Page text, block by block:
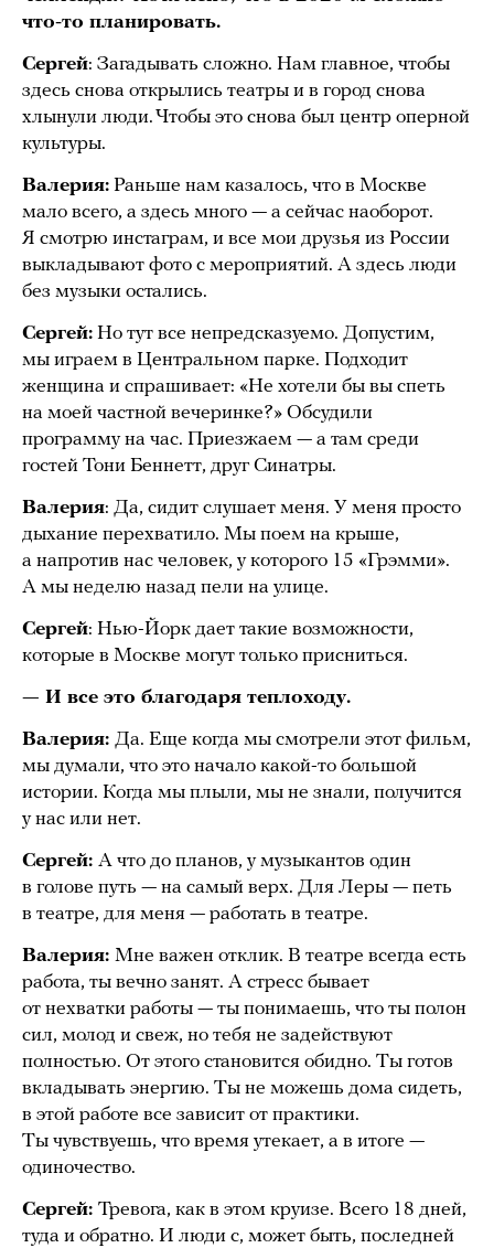
что-то планировать.
Сергей: Загадывать сложно. Нам главное, чтобы
здесь снова открылись театры и в город снова
хлынули люди. Чтобы это снова был центр оперной
культуры.
Валерия: Раньше нам казалось, что в Москве
мало всего, а здесь много — а сейчас наоборот.
Я смотрю инстаграм, и все мои друзья из России
выкладывают фото с мероприятий. А здесь люди
без музыки остались.
Сергей: Но тут все непредсказуемо. Допустим,
мы играем в Центральном парке. Подходит
женщина и спрашивает: «Не хотели бы вы спеть
на моей частной вечеринке?» Обсудили
программу на час. Приезжаем — а там среди
гостей Тони Беннетт, друг Синатры.
Валерия: Да, сидит слушает меня. У меня просто
дыхание перехватило. Мы поем на крыше,
а напротив нас человек, у которого 15 «Грэмми».
А мы неделю назад пели на улице.
Сергей: Нью-Йорк дает такие возможности,
которые в Москве могут только присниться.
— И все это благодаря теплоходу.
Валерия: Да. Еще когда мы смотрели этот фильм,
мы думали, что это начало какой-то большой
истории. Когда мы плыли, мы не знали, получится
у нас или нет.
Сергей: А что до планов, у музыкантов один
в голове путь — на самый верх. Для Леры — петь
в театре, для меня — работать в театре.
Валерия: Мне важен отклик. В театре всегда есть
работа, ты вечно занят. А стресс бывает
от нехватки работы — ты понимаешь, что ты полон
сил, молод и свеж, но тебя не задействуют
полностью. От этого становится обидно. Ты готов
вкладывать энергию. Ты не можешь дома сидеть,
в этой работе все зависит от практики.
Ты чувствуешь, что время утекает, а в итоге —
одиночество.
Сергей: Тревога, как в этом круизе. Всего 18 дней,
туда и обратно. И люди с, может быть, последней